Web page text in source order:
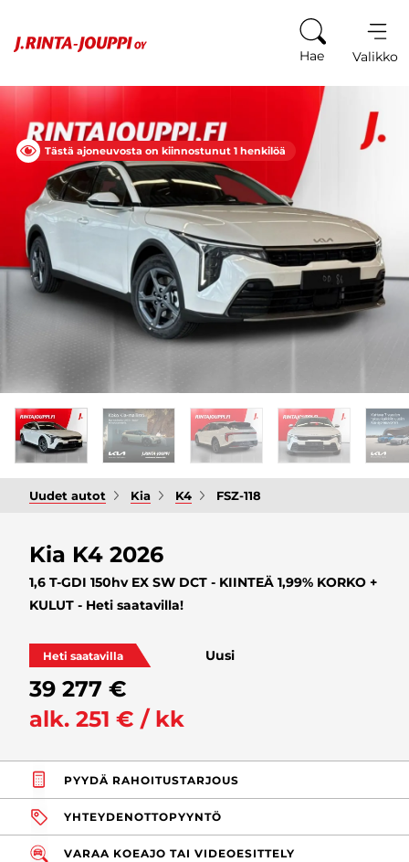
Hae Valikko
Tästä ajoneuvosta on kiinnostunut 1 henkilöä
Uudet autot Kia K4 FSZ-118
Kia K4 2026
1,6 T-GDI 150hv EX SW DCT - KIINTEÄ 1,99% KORKO +
KULUT - Heti saatavilla!
Heti saatavilla Uusi
39 277 €
alk. 251 € / kk
PYYDÄ RAHOITUSTARJOUS
YHTEYDENOTTOPYYNTÖ
VARAA KOEAJO TAI VIDEOESITTELY